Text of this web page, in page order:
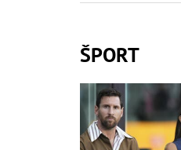
ŠPORT